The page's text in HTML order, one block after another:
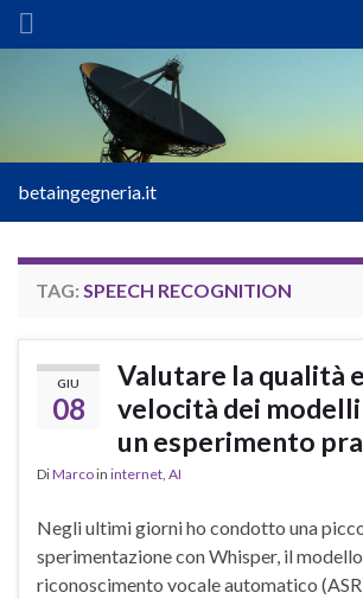
Search for:
betaingegneria.it
TAG: SPEECH RECOGNITION
GIU
08
Valutare la qualità
velocità dei
un esperimento
DiMarcoin internet AI
Negli ultimi giorni ho condotto una
sperimentazione con Whisper, il
riconoscimento vocale automatico